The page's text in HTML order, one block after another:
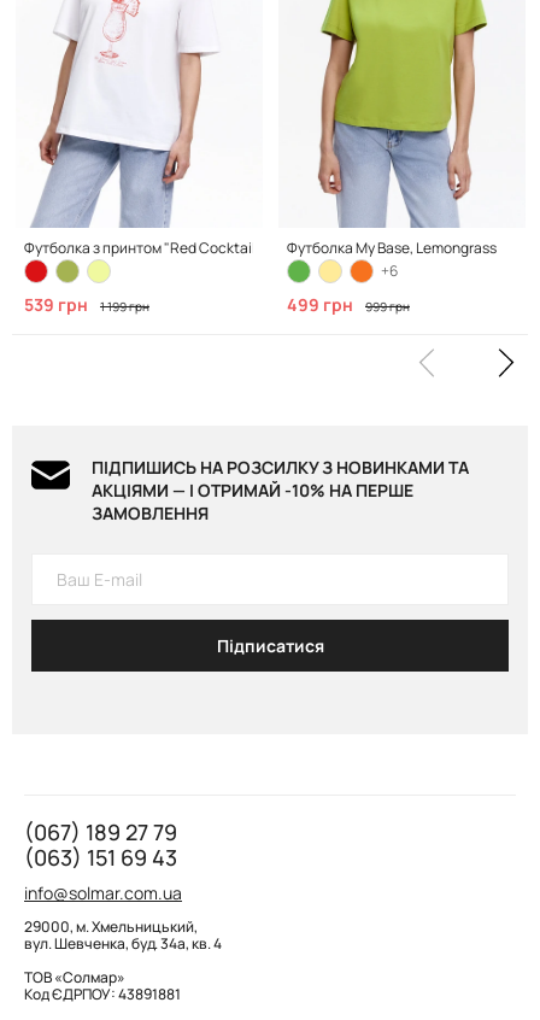
Футболка з принтом "Red Cocktail", Clean White
539 грн 1 199 грн
Футболка My Base, Lemongrass
+6
499 грн 999 грн
ПІДПИШИСЬ НА РОЗСИЛКУ З НОВИНКАМИ ТА
АКЦІЯМИ — І ОТРИМАЙ -10% НА ПЕРШЕ
ЗАМОВЛЕННЯ
Підписатися
(067) 189 27 79
(063) 151 69 43
info@solmar.com.ua
29000, м. Хмельницький,
вул. Шевченка, буд. 34а, кв. 4
ТОВ «Солмар»
Код ЄДРПОУ: 43891881